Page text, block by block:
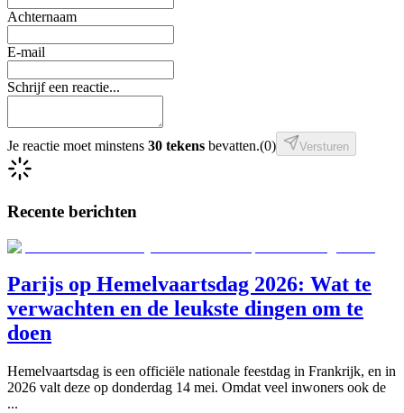
Achternaam
E-mail
Schrijf een reactie...
Je reactie moet minstens 30 tekens bevatten.(0) Versturen
Recente berichten
Parijs op Hemelvaartsdag 2026: Wat te
verwachten en de leukste dingen om te
doen
Hemelvaartsdag is een officiële nationale feestdag in Frankrijk, en in
2026 valt deze op donderdag 14 mei. Omdat veel inwoners ook de
...